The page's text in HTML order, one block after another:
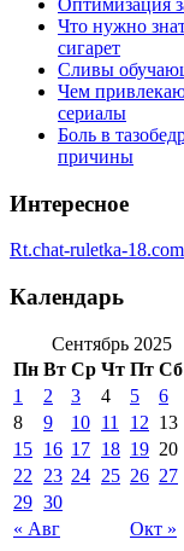
Что нужно
сигарет
Сливы
Чем
сериалы
Боль в
причины
Интересное
Rt.chat-ruletka-18.com
Календарь
Сентябрь 2025
Пн Вт Ср Чт Пт Сб
« Авг Окт »
1 2 3 4 5 6
8
9 10 11 12 13
15 16 17 18 19 20
22
23 24 25 26 27
29 30